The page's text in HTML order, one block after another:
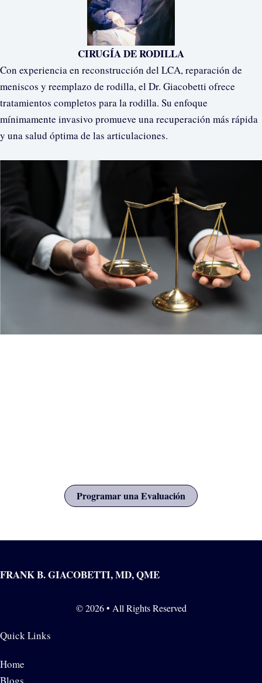
CIRUGÍA DE RODILLA
Con experiencia en reconstrucción del LCA, reparación de
meniscos y reemplazo de rodilla, el Dr. Giacobetti ofrece
tratamientos completos para la rodilla. Su enfoque
mínimamente invasivo promueve una recuperación más rápida
y una salud óptima de las articulaciones.
Programar una Evaluación
FRANK B. GIACOBETTI, MD, QME
© 2026 • All Rights Reserved
Quick Links
Home